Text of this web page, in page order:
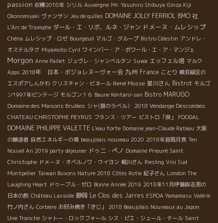
passion 収穫2018年 シリル Auvergne Mr. Yasuhiro Shibuya Ginza Kiji
Okonomiyaki ヴァンサン Jeu de quilles DOMAINE JOLLY FERRIOL BMO 社
L'Arc de Triomphe ダール・エ・リボ、ルネ・ジャン ドメーヌ・ムレシップ
Chéna ムレシップ・ロゼ Bourgeuil マルゴ・グループ Bistro Célestin アンドレ・
オステルタグ Miyamoto Cyril ワインバー・ア・ボワール・エ・ア・マンジェ
Morgon Anne Paillet ジュヴレ・シャンべルタン Suwa エッフェル塔 マルク
Apps 2018年 日本・ボジョレヌーヴォー会 九州 France ことり 横浜緑区の
エスポアしんかわ クリスチャン・ビネール René Mosse 星川さん Bistrot モルゴ
ン1997年ビンテージ モルゴン１６ Baune Kentaro-san Bistro MARUGO
Domaine des Maisons Brulées シャ(猫のラベル）
2018 Vendange Descombes
CHATEAU CHRISTOPHE PEYRUS フランス・ツアー ビストロ「俊」 FOODAL
DOMAINE PHILIPPE VALETTE L'eau forte Domaine jean-Claude Rateau 大阪
の醸造者 自然エネルギーの畑 beaujolais nouveau 2020 2018年皆既月食 Ten
Nouvel An 2019 party déjeuner ドゥニ・ペノ Domaine Prieuré Saint
Christophe ドメーヌ・オベルノワ・ウイヨン 梶川さん Riesling Vini Sud
Montpellier Taiwan Buvons Nature 2018 Côtes Rotie 紀子さん London The
Laughing Heart ドゥーブル・ゼロ Bonne Année 2019 2018年11月伊藤與志男の
日本の旅 Château Lassolle 静岡 Le Clos des Jarres ESPOA Yamamasu Valérie
竹ノ内さん Corbiere お好み焼き「きじ」
2018 Beaujolais Nouveaux au Japon
Une Tranche シャトー・ロックフォール シス・ピエ・シュール・テール Saint